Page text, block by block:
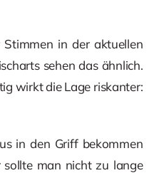
in der aktuellen
sehen das ähnlich.
wirkt die Lage riskanter:
in den Griff bekommen
man nicht zu lange